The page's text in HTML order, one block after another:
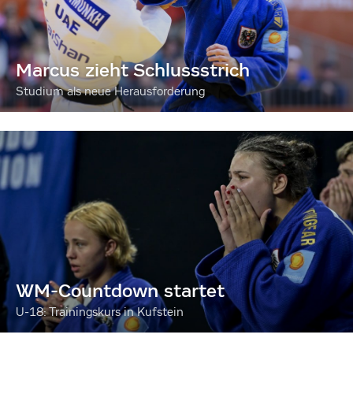
Marcus zieht Schlussstrich
Studium als neue Herausforderung
WM-Countdown startet
U-18: Trainingskurs in Kufstein